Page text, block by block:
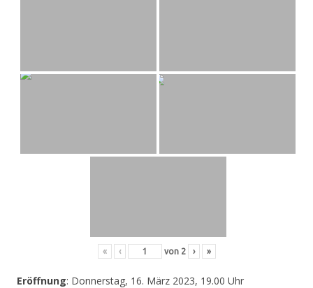
« ‹ von 2 › »
Eröffnung: Donnerstag, 16. März 2023, 19.00 Uhr